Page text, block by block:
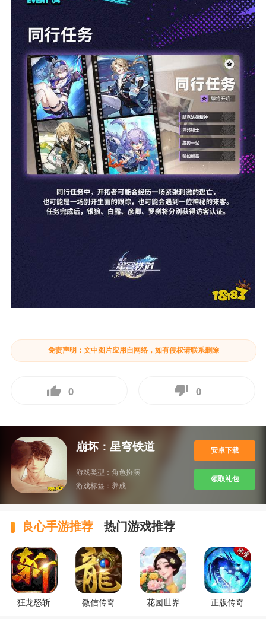
免责声明：文中图片应用自网络，如有侵权请联系删除
0 0
崩坏：星穹铁道
游戏类型： 角色扮演
游戏标签： 养成
安卓下载
领取礼包
良心手游推荐 热门游戏推荐
狂龙怒斩 微信传奇 花园世界 正版传奇